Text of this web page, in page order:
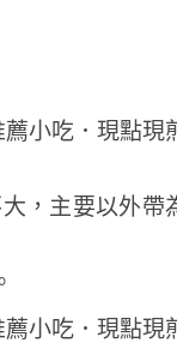
， 主要以外帶